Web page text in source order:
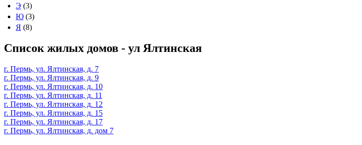
Э (3)
Ю (3)
Я (8)
Список жилых домов - ул Ялтинская
г. Пермь, ул. Ялтинская, д. 7
г. Пермь, ул. Ялтинская, д. 9
г. Пермь, ул. Ялтинская, д. 10
г. Пермь, ул. Ялтинская, д. 11
г. Пермь, ул. Ялтинская, д. 12
г. Пермь, ул. Ялтинская, д. 15
г. Пермь, ул. Ялтинская, д. 17
г. Пермь, ул. Ялтинская, д. дом 7